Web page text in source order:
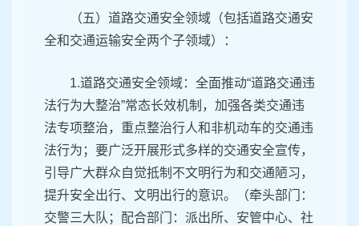
（五）道路交通安全领域（包括道路交通安
全和交通运输安全两个子领域）：
1.道路交通安全领域：全面推动“道路交通违
法行为大整治”常态长效机制，加强各类交通违
法专项整治，重点整治行人和非机动车的交通违
法行为；要广泛开展形式多样的交通安全宣传，
引导广大群众自觉抵制不文明行为和交通陋习，
提升安全出行、文明出行的意识。（牵头部门：
交警三大队；配合部门：派出所、安管中心、社